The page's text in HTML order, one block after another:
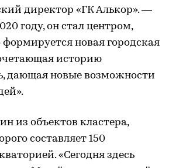
директор «ГК Алькор». —
году, он стал центром,
формируется новая городская
историю
дающая новые возможности
из объектов кластера,
составляет 150
«Сегодня здесь